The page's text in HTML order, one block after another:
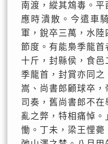
南渡，縱其鴆毒。平
應時潰散。今遣車
軍，銳卒三萬，水
節度。有能梟季龍
十斤，封縣侯，食
季龍首，封賞亦同
嵩、尚書郎顧球卒
司奏，舊尚書郎不
亂之弊，特相痛悼
慟。丁未，梁王悝薨